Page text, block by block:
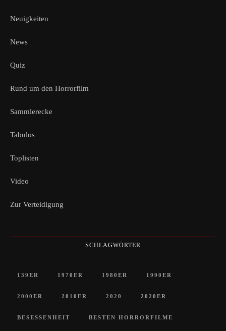
Neuigkeiten
News
Quiz
Rund um den Horrorfilm
Sammlerecke
Tabulos
Toplisten
Video
Zur Verteidigung
SCHLAGWÖRTER
139ER 1970ER 1980ER 1990ER
2000ER 2010ER 2020 2020ER
BESESSENHEIT BESTEN HORRORFILME